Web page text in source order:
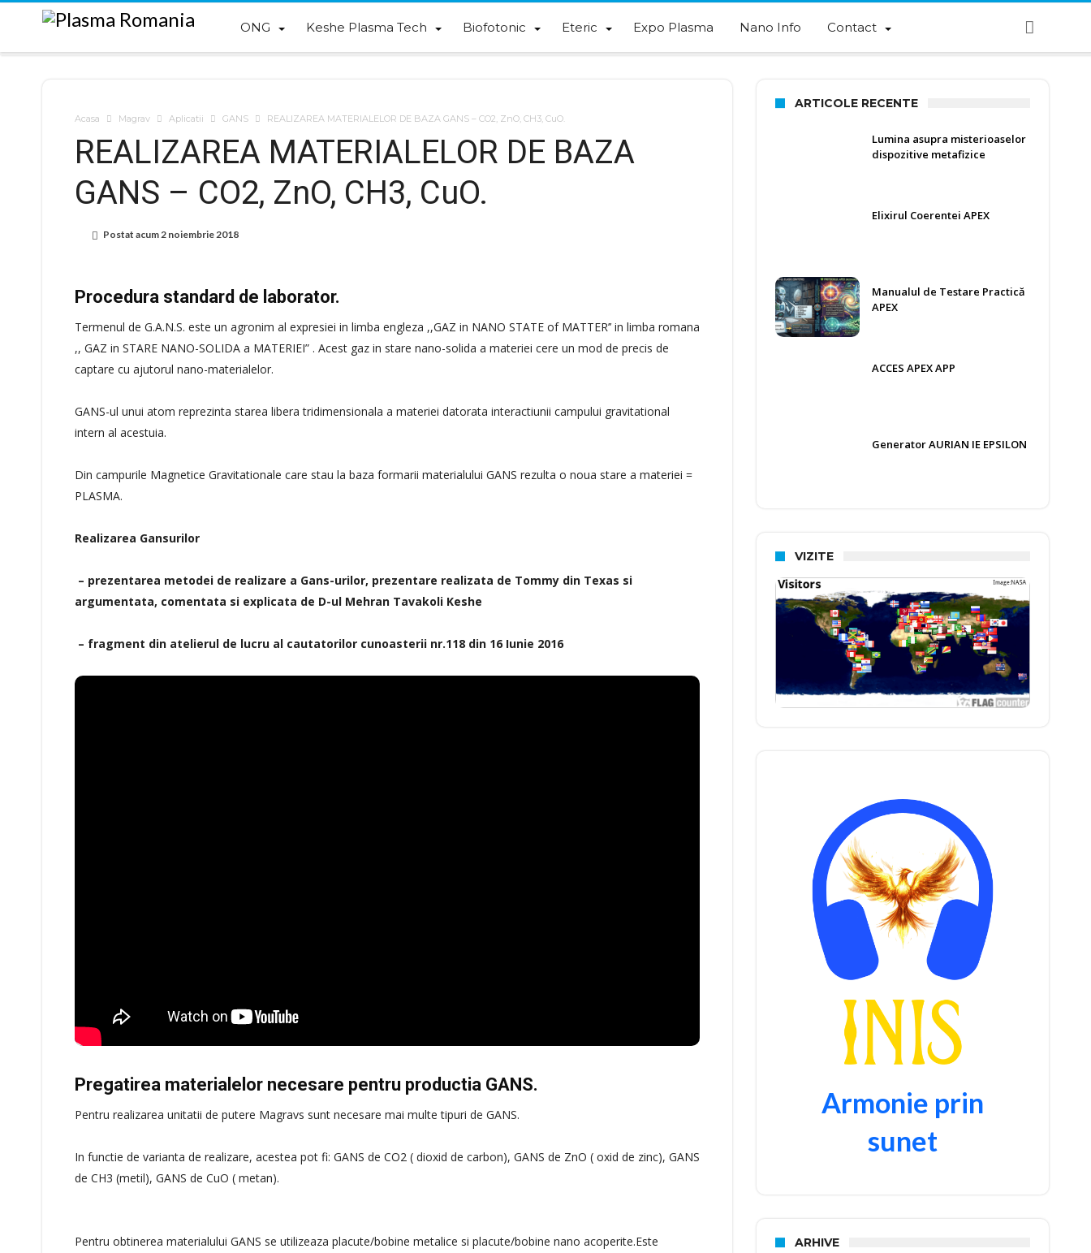
ONG Keshe Plasma Tech Biofotonic Eteric Expo Plasma Nano Info Contact
Acasa Magrav Aplicatii GANS REALIZAREA MATERIALELOR DE BAZA GANS – CO2, ZnO, CH3, CuO.
REALIZAREA MATERIALELOR DE BAZA
GANS – CO2, ZnO, CH3, CuO.
Postat acum2 noiembrie 2018
Procedura standard de laborator.
Termenul de G.A.N.S. este un agronim al expresiei in limba engleza ,,GAZ in NANO STATE of MATTER’’ in limba romana
,, GAZ in STARE NANO-SOLIDA a MATERIEI” . Acest gaz in stare nano-solida a materiei cere un mod de precis de
captare cu ajutorul nano-materialelor.
GANS-ul unui atom reprezinta starea libera tridimensionala a materiei datorata interactiunii campului gravitational
intern al acestuia.
Din campurile Magnetice Gravitationale care stau la baza formarii materialului GANS rezulta o noua stare a materiei =
PLASMA.
Realizarea Gansurilor
– prezentarea metodei de realizare a Gans-urilor, prezentare realizata de Tommy din Texas si
argumentata, comentata si explicata de D-ul Mehran Tavakoli Keshe
– fragment din atelierul de lucru al cautatorilor cunoasterii nr.118 din 16 Iunie 2016
Pregatirea materialelor necesare pentru productia GANS.
Pentru realizarea unitatii de putere Magravs sunt necesare mai multe tipuri de GANS.
In functie de varianta de realizare, acestea pot fi: GANS de CO2 ( dioxid de carbon), GANS de ZnO ( oxid de zinc), GANS
de CH3 (metil), GANS de CuO ( metan).
Pentru obtinerea materialului GANS se utilizeaza placute/bobine metalice si placute/bobine nano acoperite.Este
ARTICOLE RECENTE
Lumina asupra misterioaselor
dispozitive metafizice
Elixirul Coerentei APEX
Manualul de Testare Practică
APEX
ACCES APEX APP
Generator AURIAN IE EPSILON
VIZITE
Armonie prin
sunet
ARHIVE